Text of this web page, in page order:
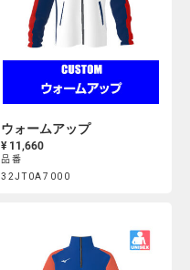
ウォームアップ
¥ 11,660
Product
品番
32JT0A7000